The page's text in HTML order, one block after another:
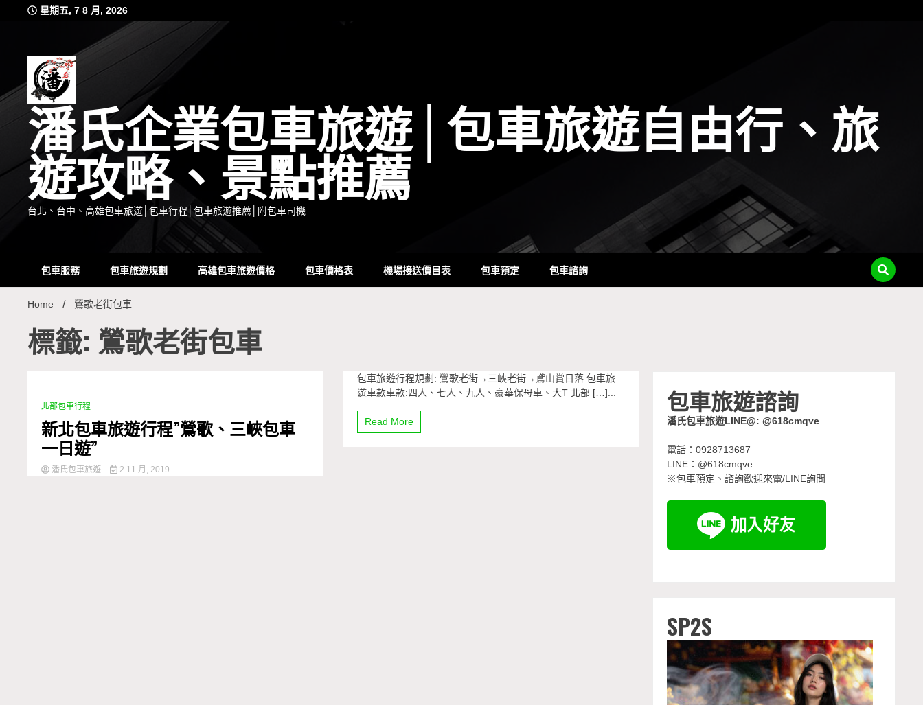
星期五, 7 8 月, 2026
潘氏企業包車旅遊│包車旅遊自由行、旅
遊攻略、景點推薦
台北、台中、高雄包車旅遊│包車行程│包車旅遊推薦│附包車司機
包車服務 包車旅遊規劃 高雄包車旅遊價格 包車價格表 機場接送價目表 包車預定 包車諮詢
Home 鶯歌老街包車
標籤: 鶯歌老街包車
1 Minute
北部包車行程
新北包車旅遊行程”鶯歌、三峽包車
一日遊”
潘氏包車旅遊 2 11 月, 2019
包車旅遊行程規劃: 鶯歌老街→三峽老街→鳶山賞日落 包車旅
遊車款車款:四人、七人、九人、豪華保母車、大T 北部 […]...
Read More
包車旅遊諮詢
潘氏包車旅遊LINE@: @618cmqve
電話：0928713687
LINE：@618cmqve
※包車預定、諮詢歡迎來電/LINE詢問
SP2S